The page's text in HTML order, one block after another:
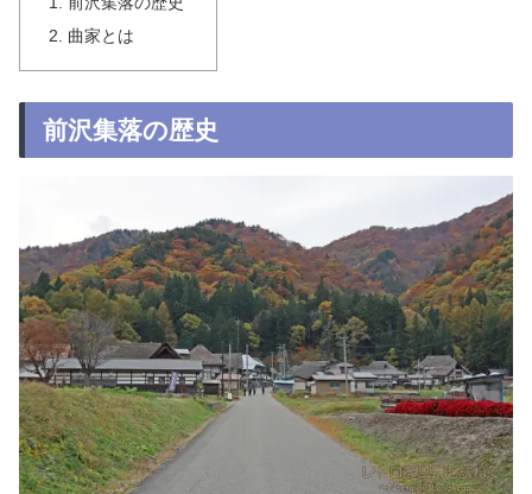
曲家とは
前沢集落の歴史